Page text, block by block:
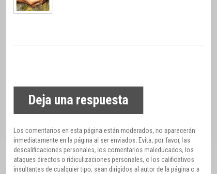
Deja una respuesta
Los comentarios en esta página están moderados, no aparecerán
inmediatamente en la página al ser enviados. Evita, por favor, las
descalificaciones personales, los comentarios maleducados, los
ataques directos o ridiculizaciones personales, o los calificativos
insultantes de cualquier tipo, sean dirigidos al autor de la página o a